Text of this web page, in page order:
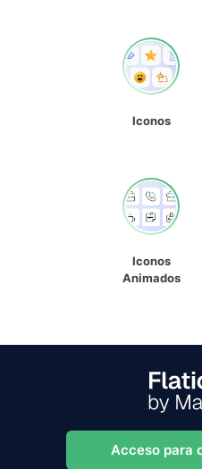
Iconos
Iconos
Animados
Acceso para